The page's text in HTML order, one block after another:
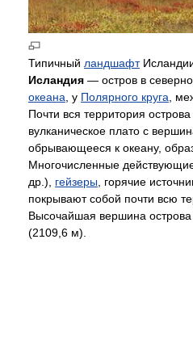
Типичный ландшафт
Исландия — остров в
океана , у Полярного круга ,
Почти вся территория
вулканическое плато с
обрывающееся к океану,
Многочисленные
др.), гейзеры , горячие
покрывают собой почти всю
Высочайшая вершина
(2109,6 м).